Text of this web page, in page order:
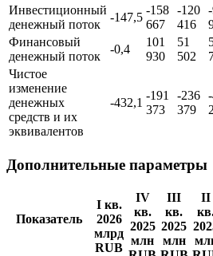
Инвестиционный
денежный поток
-147,5
-158
667
-120
416
Финансовый
денежный поток
-0,4
101
930
51
502
Чистое
изменение
денежных
средств и их
эквивалентов
-432,1
-191
373
-236
379
Дополнительные параметры
Показатель
I кв.
2026
млрд
RUB
IV
кв.
2025
млн
III
кв.
2025
млн
II